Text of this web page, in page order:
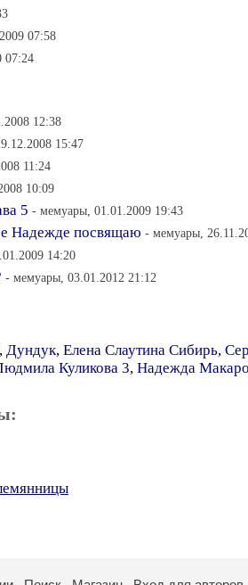
07:58
07:24
12:38
15:47
11:24
10:09
5 - мемуары, 01.01.2009 19:43
Надежде посвящаю - мемуары,
14:20
- мемуары, 03.01.2012 21:12
, Дундук, Елена Слаутина Сибирь,
Куликова 3, Надежда